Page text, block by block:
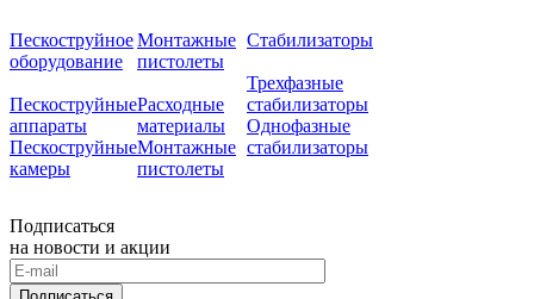
Пескоструйное
оборудование
Пескоструйные
аппараты
Пескоструйные
камеры
Монтажные
пистолеты
Расходные
материалы
Монтажные
пистолеты
Стабилизаторы
Трехфазные
стабилизаторы
Однофазные
стабилизаторы
Подписаться
на новости и акции